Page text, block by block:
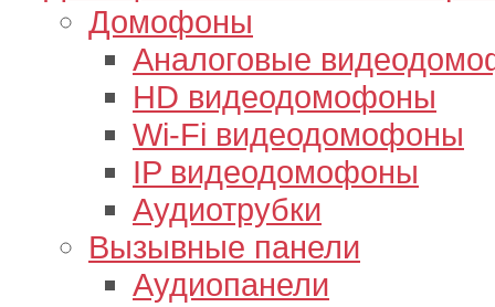
Домофоны
Аналоговые
HD видеодомофоны
Wi-Fi видеодомофоны
IP видеодомофоны
Аудиотрубки
Вызывные панели
Аудиопанели